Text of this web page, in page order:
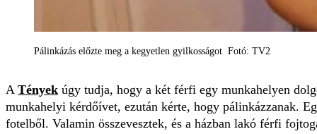
Pálinkázás előzte meg a kegyetlen gyilkosságot Fotó: TV2
A Tények úgy tudja, hogy a két férfi egy munkahelyen
munkahelyi kérdőívet, ezután kérte, hogy pálinkázzanak.
fotelből. Valamin összevesztek, és a házban lakó férfi